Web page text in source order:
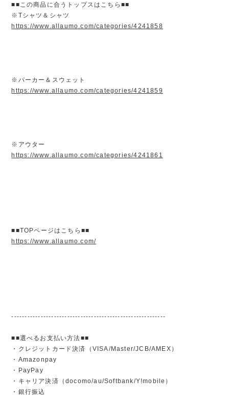
■■この商品に合うトップスはこちら■■
※Tシャツ＆シャツ
https://www.allaumo.com/categories/4241858
※パーカー＆スウェット
https://www.allaumo.com/categories/4241859
※アウター
https://www.allaumo.com/categories/4241861
■■TOPページはこちら■■
https://www.allaumo.com/
----------------------------------------------------------
■■選べるお支払い方法■■
・クレジットカード決済（VISA/Master/JCB/AMEX）
・Amazonpay
・PayPay
・キャリア決済（docomo/au/Softbank/Y!mobile）
・銀行振込